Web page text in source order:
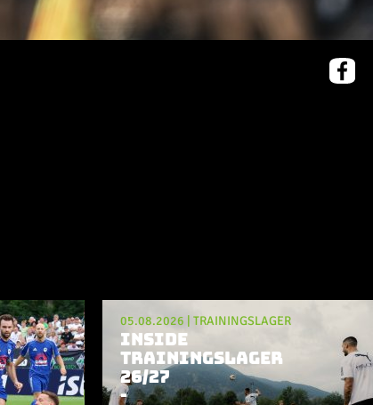
05.08.2026 TRAININGSLAGER
INSIDE
TRAININGSLAGER
26/27
-